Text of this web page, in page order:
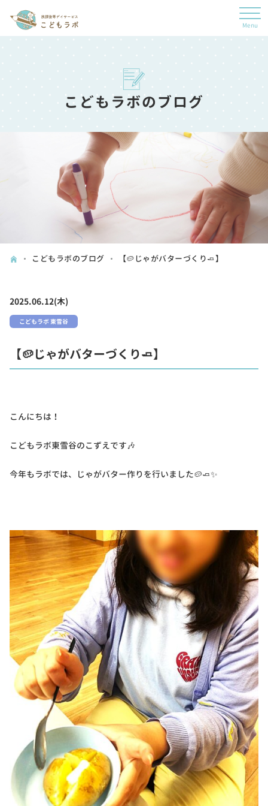
こどもラボのブログ
こどもラボのブログ 【🥔じゃがバターづくり🧈】
2025.06.12(木)
こどもラボ 東雪谷
【🥔じゃがバターづくり🧈】
こんにちは！
こどもラボ東雪谷のこずえです🎶
今年もラボでは、じゃがバター作りを行いました🥔🧈✨